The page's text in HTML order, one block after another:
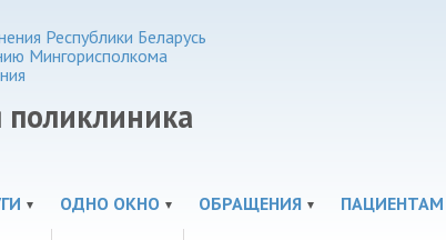
Республики Беларусь
Мингорисполкома
поликлиника
ОДНО ОКНО ОБРАЩЕНИЯ ПАЦИЕНТАМ